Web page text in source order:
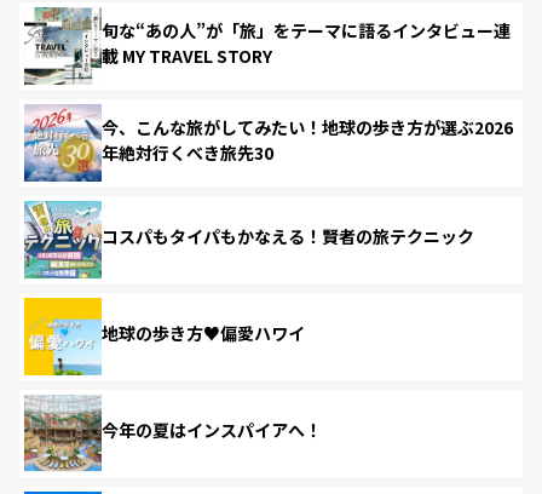
旬な“あの人”が「旅」をテーマに語るインタビュー連
載 MY TRAVEL STORY
今、こんな旅がしてみたい！地球の歩き方が選ぶ2026
年絶対行くべき旅先30
コスパもタイパもかなえる！賢者の旅テクニック
地球の歩き方♥偏愛ハワイ
今年の夏はインスパイアへ！